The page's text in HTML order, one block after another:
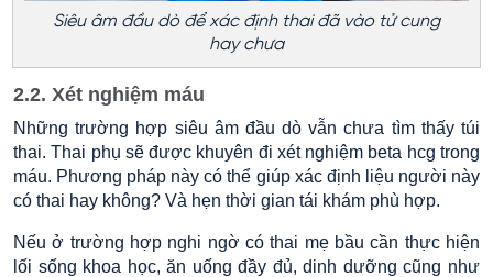
Siêu âm đầu dò để xác định thai đã vào tử cung
hay chưa
2.2. Xét nghiệm máu
Những trường hợp siêu âm đầu dò vẫn chưa tìm thấy túi
thai. Thai phụ sẽ được khuyên đi xét nghiệm beta hcg trong
máu. Phương pháp này có thể giúp xác định liệu người này
có thai hay không? Và hẹn thời gian tái khám phù hợp.
Nếu ở trường hợp nghi ngờ có thai mẹ bầu cần thực hiện
lối sống khoa học, ăn uống đầy đủ, dinh dưỡng cũng như